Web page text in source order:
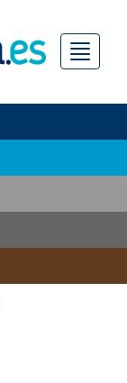
Menú